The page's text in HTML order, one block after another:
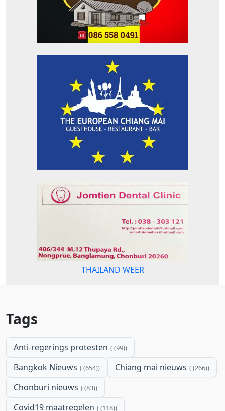
THAILAND WEER
Tags
Anti-regerings protesten (99)
Bangkok Nieuws (654) Chiang mai nieuws (266)
Chonburi nieuws (83)
Covid19 maatregelen (118)